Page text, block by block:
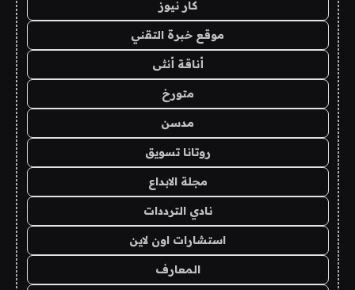
كار نيوز
موقع خبرة التقني
أناقة أنثى
متورخ
مدسن
روتانا تسويق
مجلة الابداع
نادي الترددات
استشارات اون لاين
المعارف